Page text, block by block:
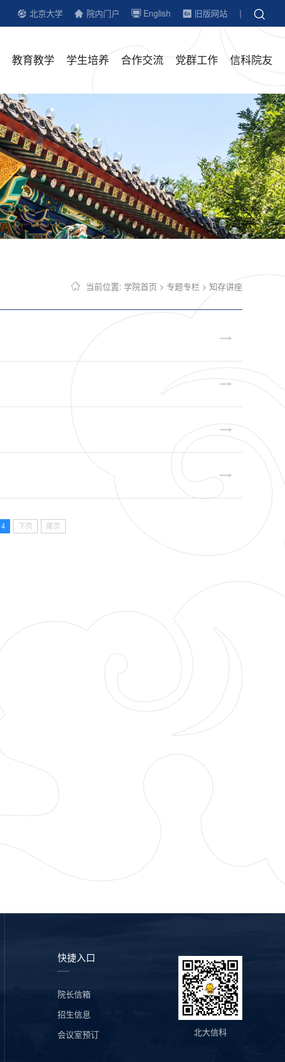
北京大学 院内门户 English 旧版网站 |
教育教学 学生培养 合作交流 党群工作 信科院友
当前位置: 学院首页 > 专题专栏 > 知存讲座
4 下页 尾页
北大信科
快捷入口
院长信箱
招生信息
会议室预订